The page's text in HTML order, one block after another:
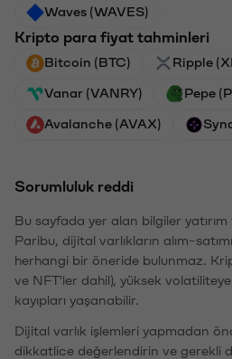
Waves (WAVES)
Kripto para fiyat tahminleri
Bitcoin (BTC) Ripple
Vanar (VANRY) Pepe
Avalanche (AVAX)
Sorumluluk reddi
Bu sayfada yer alan bilgiler
Paribu, dijital varlıkların alım-
herhangi bir öneride bulunmaz.
ve NFT'ler dahil), yüksek
kayıpları yaşanabilir.
Dijital varlık işlemleri yapmadan
dikkatlice değerlendirin ve gerekli